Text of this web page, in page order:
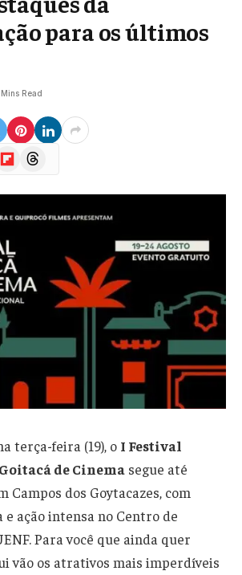
para os últimos
Read
FlipboardThreads
terça-feira (19), o I Festival
de Cinema segue até
Campos dos Goytacazes, com
ação intensa no Centro de
Para você que ainda quer
vão os atrativos mais imperdíveis